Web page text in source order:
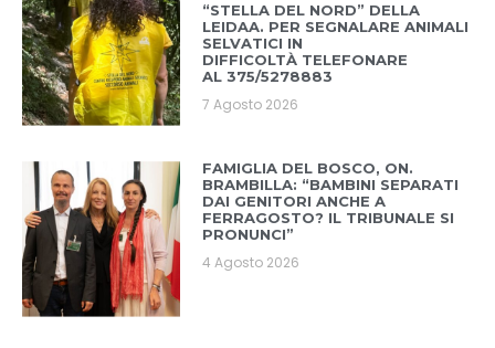
“STELLA DEL NORD” DELLA
LEIDAA. PER SEGNALARE ANIMALI
SELVATICI IN
DIFFICOLTÀ TELEFONARE
AL 375/5278883
7 Agosto 2026
FAMIGLIA DEL BOSCO, ON.
BRAMBILLA: “BAMBINI SEPARATI
DAI GENITORI ANCHE A
FERRAGOSTO? IL TRIBUNALE SI
PRONUNCI”
4 Agosto 2026